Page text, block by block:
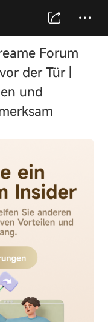
Forum
der Tür |
und